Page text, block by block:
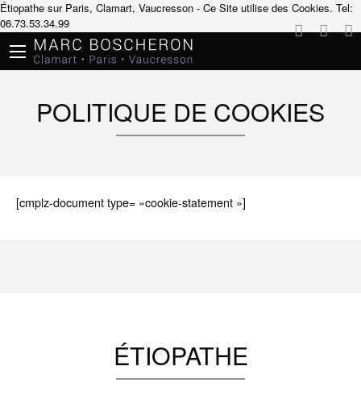
Étiopathe sur Paris, Clamart, Vaucresson - Ce Site utilise des Cookies. Tel:
06.73.53.34.99
POLITIQUE DE COOKIES
[cmplz-document type= »cookie-statement »]
ÉTIOPATHE